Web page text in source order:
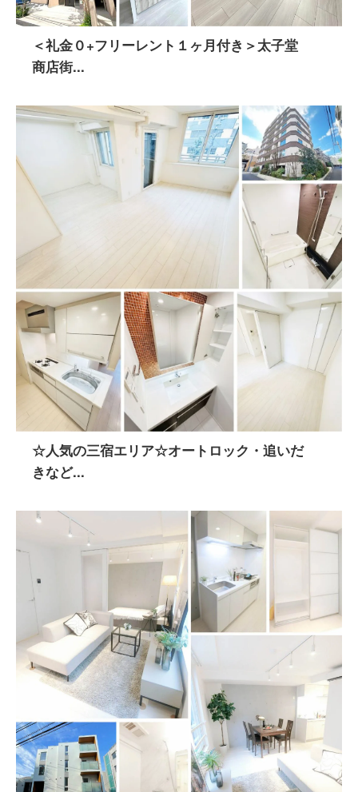
＜礼金０+フリーレント１ヶ月付き＞太子堂
商店街...
☆人気の三宿エリア☆オートロック・追いだ
きなど...